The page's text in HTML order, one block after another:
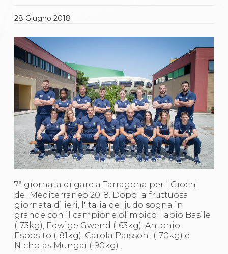
News
Albi Federali
Karate
La disciplina
News
Gare e Risultati
Attività Didattica
Albi Federali
Arti marziali
Aikido
Ju Jitsu
Sumo
Grappling
BJJ
Pancrazio/Pankration
S'istrumpa
News
Calendario Attività
Difesa Personale MGA
28 Giugno2018
7ª giornata di gare a Tarragona per i Giochi
del Mediterraneo 2018. Dopo la fruttuosa
giornata di ieri, l'Italia del judo sogna in
grande con il campione olimpico Fabio Basile
(-73kg), Edwige Gwend (-63kg), Antonio
Esposito (-81kg), Carola Paissoni (-70kg) e
Nicholas Mungai (-90kg) .